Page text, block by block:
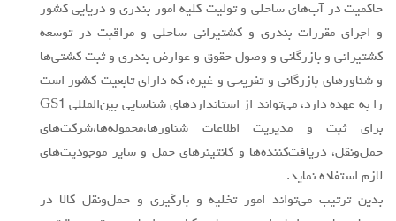
حاکمیت در آب‌های ساحلی و تولیت کلیه امور بندری و دریایی کشور
و اجرای مقررات بندری و کشتیرانی ساحلی و مراقبت در توسعه
کشتیرانی و بازرگانی و وصول حقوق و عوارض بندری و ثبت کشتی‌ها
و شناورهای بازرگانی و تفریحی و غیره، كه دارای تابعيت کشور است
را به عهده دارد، می‌تواند از استانداردهاي شناسايي بين‌المللي GS1
براي ثبت و مديريت اطلاعات شناورها،محموله‌ها،شرکت‌های
حمل‌ونقل، دریافت‌کننده‌ها و کانتینرهای حمل و ساير موجودیت‌های
لازم استفاده نمايد.
بدين ترتيب می‌تواند امور تخلیه و بارگیری و حمل‌ونقل کالا در